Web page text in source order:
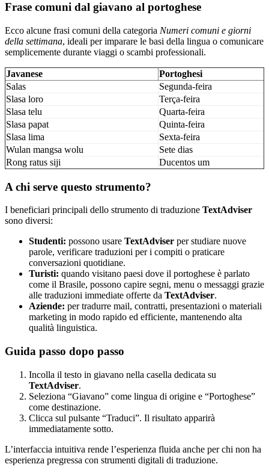
Frase comuni dal giavano al portoghese
Ecco alcune frasi comuni della categoria Numeri comuni e giorni
della settimana, ideali per imparare le basi della lingua o comunicare
semplicemente durante viaggi o scambi professionali.
Javanese
Portoghesi
Salas
Segunda-feira
Slasa loro
Terça-feira
Slasa telu
Quarta-feira
Slasa papat
Quinta-feira
Slasa lima
Sexta-feira
Wulan mangsa wolu
Sete dias
Rong ratus siji
Ducentos um
A chi serve questo strumento?
I beneficiari principali dello strumento di traduzione TextAdviser
sono diversi:
Studenti: possono usare TextAdviser per studiare nuove
parole, verificare traduzioni per i compiti o praticare
conversazioni quotidiane.
Turisti: quando visitano paesi dove il portoghese è parlato
come il Brasile, possono capire segni, menu o messaggi grazie
alle traduzioni immediate offerte da TextAdviser.
Aziende: per tradurre mail, contratti, presentazioni o materiali
marketing in modo rapido ed efficiente, mantenendo alta
qualità linguistica.
Guida passo dopo passo
Incolla il testo in giavano nella casella dedicata su
TextAdviser.
Seleziona “Giavano” come lingua di origine e “Portoghese”
come destinazione.
Clicca sul pulsante “Traduci”. Il risultato apparirà
immediatamente sotto.
L’interfaccia intuitiva rende l’esperienza fluida anche per chi non ha
esperienza pregressa con strumenti digitali di traduzione.